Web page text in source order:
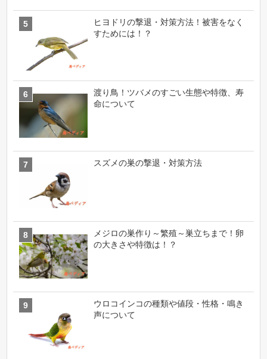
ヒヨドリの撃退・対策方法！被害をなく
すためには！？
渡り鳥！ツバメのすごい生態や特徴、寿
命について
スズメの巣の撃退・対策方法
メジロの巣作り～繁殖～巣立ちまで！卵
の大きさや特徴は！？
ウロコインコの種類や値段・性格・鳴き
声について